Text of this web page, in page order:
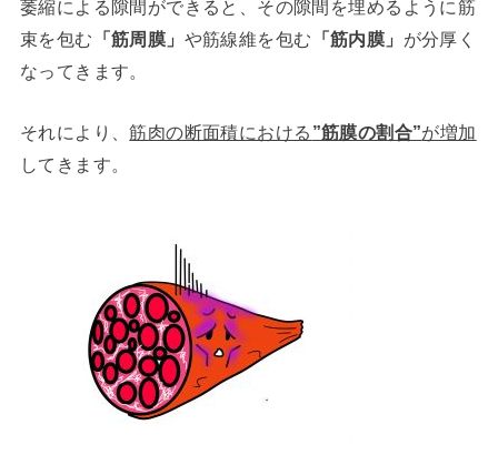
萎縮による隙間ができると、その隙間を埋めるように筋
束を包む 「筋周膜」 や筋線維を包む 「筋内膜」 が分厚く
なってきます。
それにより、筋肉の断面積における ”筋膜の割合”が増加
してきます。